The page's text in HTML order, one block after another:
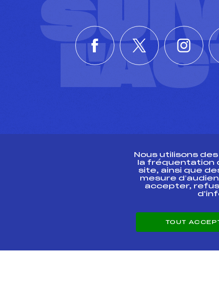
ESPACE PRESSE
Nous utilisons
la fréquentation
site, ainsi que
mesure
accepter,
TOUT